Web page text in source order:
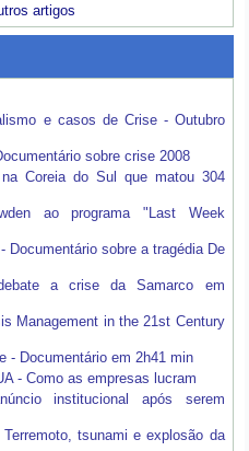
artigos
e casos de Crise - Outubro
sobre crise 2008
Coreia do Sul que matou 304
ao programa "Last Week
sobre a tragédia De
a crise da Samarco em
Management in the 21st Century
- Documentário em 2h41 min
- Como as empresas lucram
institucional após serem
tsunami e explosão da